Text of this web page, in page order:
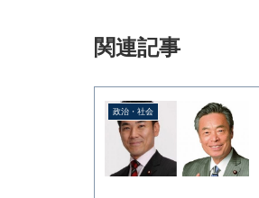
関連記事
政治・社会